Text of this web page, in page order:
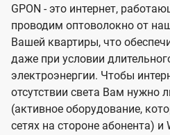
GPON - это интернет,
проводим оптоволокно от
Вашей квартиры, что
даже при условии
электроэнергии. Чтобы
отсутствии света Вам нужно
(активное оборудование,
сетях на стороне абонента) и